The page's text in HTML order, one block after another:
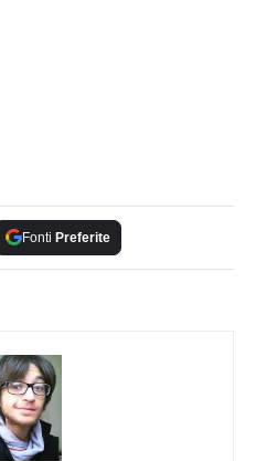
Fonti Preferite